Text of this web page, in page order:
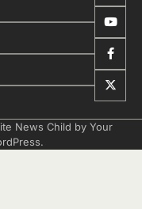
News Child by Your
.